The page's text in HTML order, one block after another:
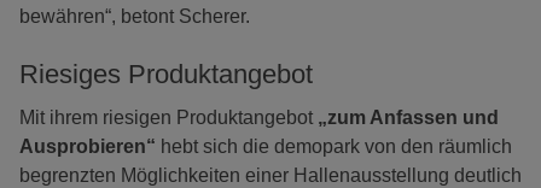
bewähren“, betont Scherer.
Riesiges Produktangebot
Mit ihrem riesigen Produktangebot „zum Anfassen und
Ausprobieren“ hebt sich die demopark von den räumlich
begrenzten Möglichkeiten einer Hallenausstellung deutlich